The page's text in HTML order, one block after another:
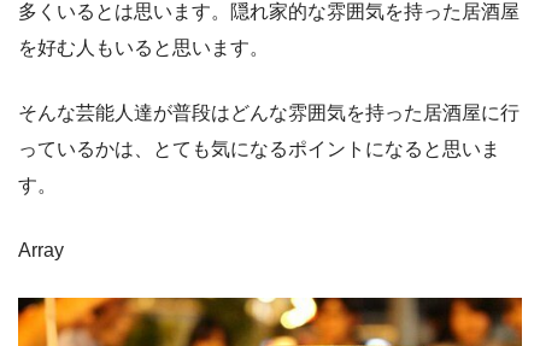
多くいるとは思います。隠れ家的な雰囲気を持った居酒屋
を好む人もいると思います。
そんな芸能人達が普段はどんな雰囲気を持った居酒屋に行
っているかは、とても気になるポイントになると思いま
す。
Array